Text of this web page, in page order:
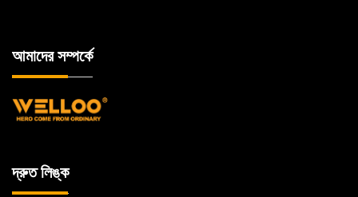
আমাদের সম্পর্কে
দ্রুত লিঙ্ক